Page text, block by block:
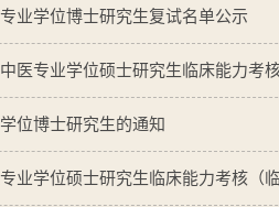
业学位博士研究生复试名单公示
医专业学位硕士研究生临床能力考
位博士研究生的通知
业学位硕士研究生临床能力考核（